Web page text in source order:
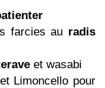
farcies au radis
et wasabi
Limoncello pour